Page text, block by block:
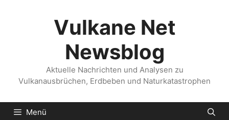
Vulkane Net
Newsblog
Aktuelle Nachrichten und Analysen zu
Vulkanausbrüchen, Erdbeben und Naturkatastrophen
Menü